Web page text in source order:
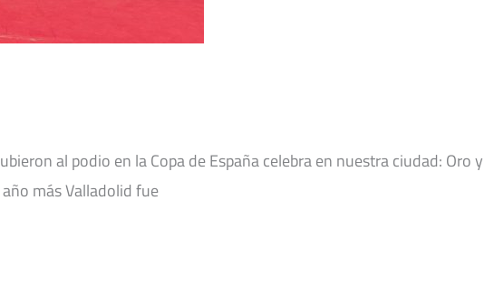
al podio en la Copa de España celebra en nuestra ciudad: Oro y
más Valladolid fue